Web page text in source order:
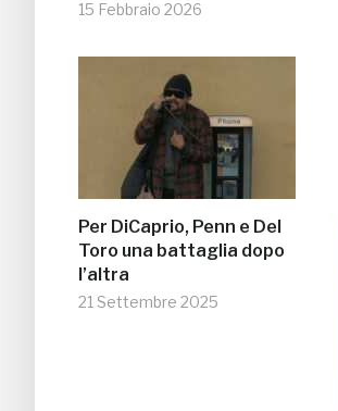
15 Febbraio 2026
Per DiCaprio, Penn e Del
Toro una battaglia dopo
l’altra
21 Settembre 2025